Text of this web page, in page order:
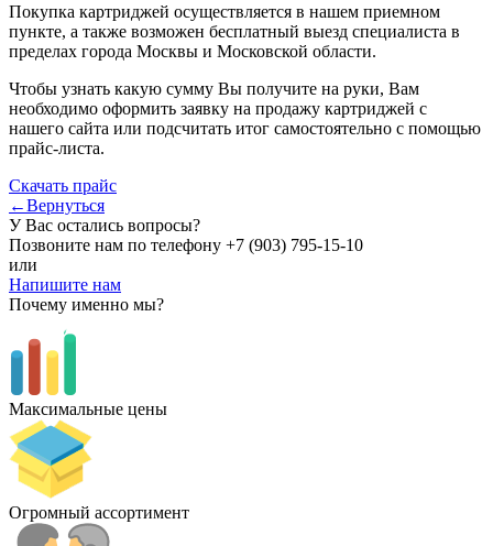
Покупка картриджей осуществляется в нашем приемном
пункте, а также возможен бесплатный выезд специалиста в
пределах города Москвы и Московской области.
Чтобы узнать какую сумму Вы получите на руки, Вам
необходимо оформить заявку на продажу картриджей с
нашего сайта или подсчитать итог самостоятельно с помощью
прайс-листа.
Скачать прайс
←Вернуться
У Вас остались вопросы?
Позвоните нам по телефону +7 (903) 795-15-10
или
Напишите нам
Почему именно мы?
Максимальные цены
Огромный ассортимент